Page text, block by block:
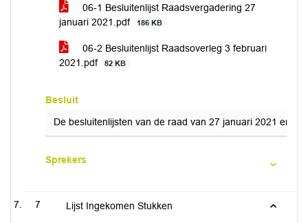
06-1 Besluitenlijst Raadsvergadering 27
januari 2021.pdf
186 KB
06-2 Besluitenlijst Raadsoverleg 3 februari
2021.pdf
82 KB
Besluit
De besluitenlijsten van de raad van 27 januari 2021 en
Sprekers
7 Lijst Ingekomen Stukken